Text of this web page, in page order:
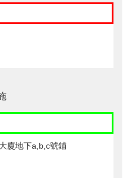
廈地下a,b,c號鋪